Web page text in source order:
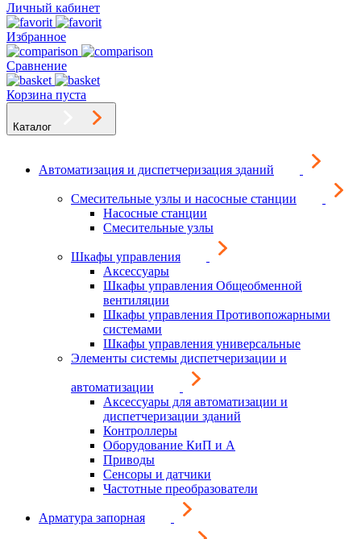
Личный кабинет
Избранное
Сравнение
Корзина пуста
Каталог
Автоматизация и диспетчеризация зданий
Смесительные узлы и насосные станции
Насосные станции
Смесительные узлы
Шкафы управления
Аксессуары
Шкафы управления Общеобменной
вентиляции
Шкафы управления Противопожарными
системами
Шкафы управления универсальные
Элементы системы диспетчеризации и
автоматизации
Аксессуары для автоматизации и
диспетчеризации зданий
Контроллеры
Оборудование КиП и А
Приводы
Сенсоры и датчики
Частотные преобразователи
Арматура запорная